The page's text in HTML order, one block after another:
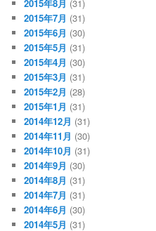
2015年8月 (31)
2015年7月 (31)
2015年6月 (30)
2015年5月 (31)
2015年4月 (30)
2015年3月 (31)
2015年2月 (28)
2015年1月 (31)
2014年12月 (31)
2014年11月 (30)
2014年10月 (31)
2014年9月 (30)
2014年8月 (31)
2014年7月 (31)
2014年6月 (30)
2014年5月 (31)